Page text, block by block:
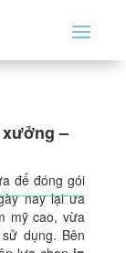
xưởng –
để đóng gói
nay lại ưa
mỹ cao, vừa
dụng. Bên